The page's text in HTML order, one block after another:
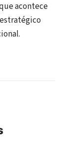
acontece